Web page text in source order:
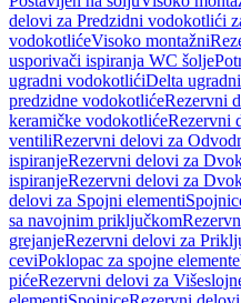
delovi za Predzidni vodokotlići
vodokotlićeVisoko montažni
usporivači ispiranja WC šolje
ugradni vodokotlićiDelta
predzidne vodokotlićeRezervni
keramičke vodokotlićeRezervni
ventiliRezervni delovi za
ispiranjeRezervni delovi za
ispiranjeRezervni delovi za
delovi za Spojni elementi
sa navojnim priključkom
grejanjeRezervni delovi za
ceviPoklopac za spojne elemente
pićeRezervni delovi za